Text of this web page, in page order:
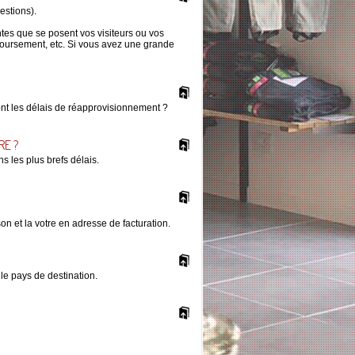
que se posent vos visiteurs ou vos
etc. Si vous avez une grande
les délais de réapprovisionnement ?
?
les plus brefs délais.
et la votre en adresse de facturation.
pays de destination.